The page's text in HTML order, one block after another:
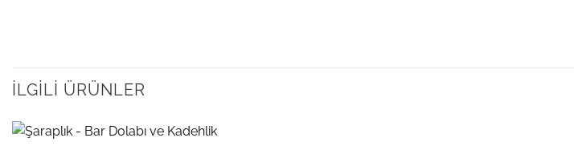
İLGILI ÜRÜNLER